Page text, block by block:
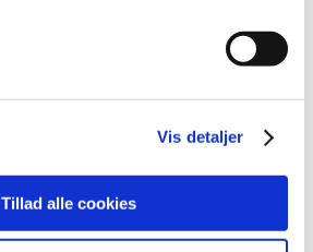
Vis detaljer
Tillad alle cookies